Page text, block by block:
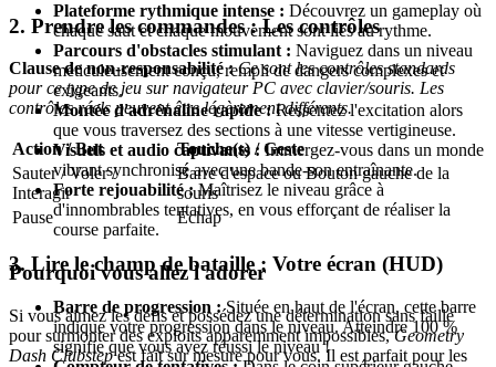
Plateforme rythmique intense : Découvrez un gameplay où
chaque saut et chaque mouvement sont liés au rythme.
Parcours d'obstacles stimulant : Naviguez dans un niveau
méticuleusement conçu, rempli de dangers complexes et
exigeants.
Montée d'adrénaline rapide :Ressentez l'excitation alors
que vous traversez des sections à une vitesse vertigineuse.
Visuels et audio captivants :Immergez-vous dans un monde
vibrant synchronisé avec une bande-son entraînante.
Forte rejouabilité :Maîtrisez le niveau grâce à
d'innombrables tentatives, en vous efforçant de réaliser la
course parfaite.
Pourquoi vous allez l'adorer
Si vous aimez les défis et possédez une détermination sans faille
pour surmonter des exploits apparemment impossibles,Geometry
Dash Clubstepest fait sur mesure pour vous. Il est parfait pour les
2. Prendre les commandes : Les contrôles
Clause de non-responsabilité : Ce sont les contrôles standards
pour ce type de jeu sur navigateur PC avec clavier/souris. Les
contrôles réels peuvent être légèrement différents.
Action / But
Touche(s) / Geste
Sauter / Voler /
Interagir
Barre d'espace ou Bouton gauche de la
souris
Pause
Échap
3. Lire le champ de bataille : Votre écran (HUD)
Barre de progression :Située en haut de l'écran, cette barre
indique votre progression dans le niveau. Atteindre 100 %
signifie que vous avez réussi le niveau !